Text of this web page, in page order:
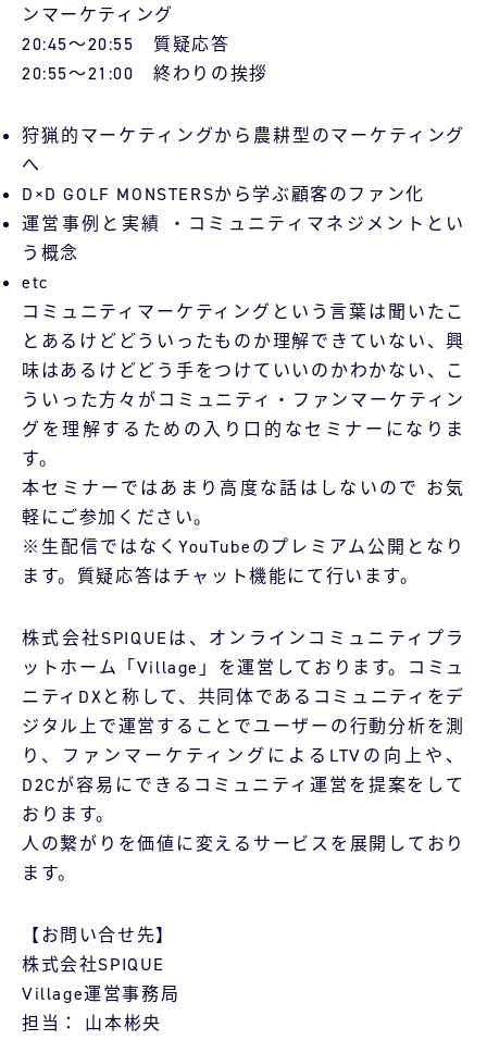
ンマーケティング
20:45〜20:55 質疑応答
20:55〜21:00 終わりの挨拶
狩猟的マーケティングから農耕型のマーケティング
へ
D×D GOLF MONSTERSから学ぶ顧客のファン化
運営事例と実績 ・コミュニティマネジメントとい
う概念
etc
コミュニティマーケティングという言葉は聞いたこ
とあるけどどういったものか理解できていない、興
味はあるけどどう手をつけていいのかわかない、こ
ういった方々がコミュニティ・ファンマーケティン
グを理解するための入り口的なセミナーになりま
す。
本セミナーではあまり高度な話はしないので お気
軽にご参加ください。
※生配信ではなくYouTubeのプレミアム公開となり
ます。質疑応答はチャット機能にて行います。
株式会社SPIQUEは、オンラインコミュニティプラ
ットホーム「Village」を運営しております。コミュ
ニティDXと称して、共同体であるコミュニティをデ
ジタル上で運営することでユーザーの行動分析を測
り、ファンマーケティングによるLTVの向上や、
D2Cが容易にできるコミュニティ運営を提案をして
おります。
人の繋がりを価値に変えるサービスを展開しており
ます。
【お問い合せ先】
株式会社SPIQUE
Village運営事務局
担当： ⼭本彬央